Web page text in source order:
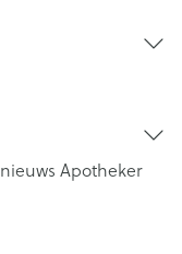
Apotheker